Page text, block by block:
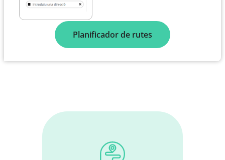
Planificador de rutes